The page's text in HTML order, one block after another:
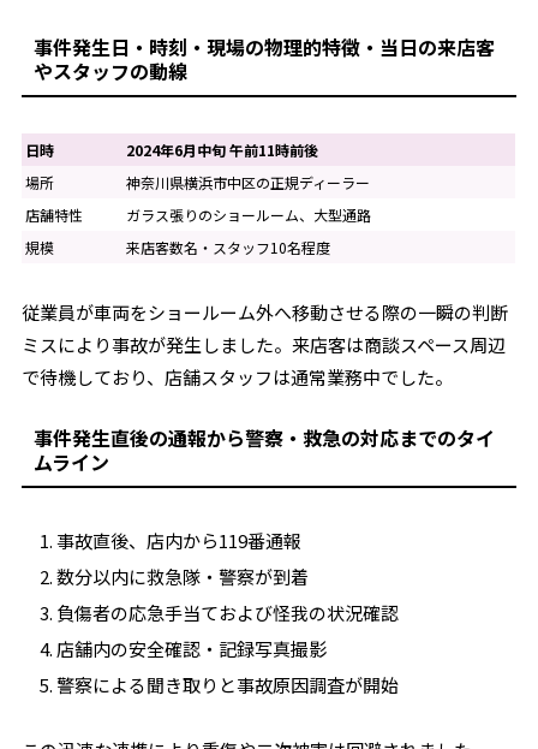
事件発生日・時刻・現場の物理的特徴・当日の来店客
やスタッフの動線
日時
2024年6月中旬 午前11時前後
場所
神奈川県横浜市中区の正規ディーラー
店舗特性
ガラス張りのショールーム、大型通路
規模
来店客数名・スタッフ10名程度
従業員が車両をショールーム外へ移動させる際の一瞬の判断
ミスにより事故が発生しました。来店客は商談スペース周辺
で待機しており、店舗スタッフは通常業務中でした。
事件発生直後の通報から警察・救急の対応までのタイ
ムライン
事故直後、店内から119番通報
数分以内に救急隊・警察が到着
負傷者の応急手当ておよび怪我の状況確認
店舗内の安全確認・記録写真撮影
警察による聞き取りと事故原因調査が開始